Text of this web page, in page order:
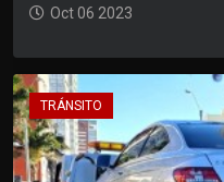
Oct 06 2023
TRÁNSITO